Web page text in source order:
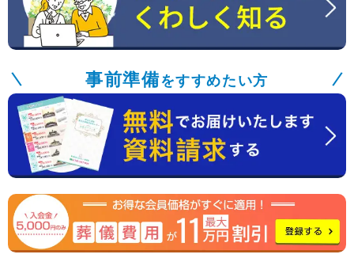
事前準備をすすめたい方